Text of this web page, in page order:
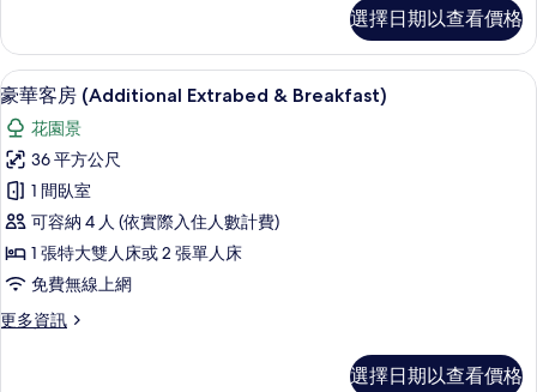
Airport
Transfer)
的
所
有
相
片
Bedroom
Residence,
Pool
Partial
Ocean
View
(Free
Airport
Transfer)
的
詳
選擇日期以查看價格
顯
示
豪
華
客
房
(Additional
Extrabed
&
迷你吧、客房內保險箱、書桌、筆電
5
豪華客房 (Additional Extrabed & Breakfast)
花園景
36 平方公尺
1 間臥室
可容納 4 人 (依實際入住人數計費)
1 張特大雙人床或 2 張單人床
免費無線上網
更多資訊
更
選擇日期以查看價格